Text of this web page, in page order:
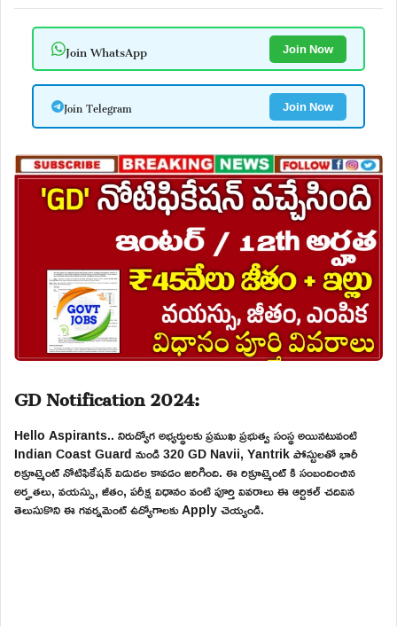
Join WhatsApp Join Now
Join Telegram Join Now
GD Notification 2024:
Hello Aspirants.. నిరుద్యోగ అభ్యర్థులకు ప్రముఖ ప్రభుత్వ సంస్థ అయినటువంటి
Indian Coast Guard నుండి 320 GD Navii, Yantrik పోస్టులతో భారీ
రిక్రూట్మెంట్ నోటిఫికేషన్ విడుదల కావడం జరిగింది. ఈ రిక్రూట్మెంట్ కి సంబందించిన
అర్హతలు, వయస్సు, జీతం, పరీక్ష విధానం వంటి పూర్తి వివరాలు ఈ ఆర్టికల్ చదివిన
తెలుసుకొని ఈ గవర్నమెంట్ ఉద్యోగాలకు Apply చెయ్యండి.